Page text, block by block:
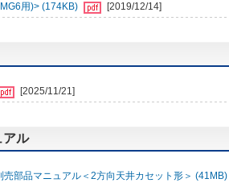
用)> (174KB)
[2019/12/14]
[2025/11/21]
アル
売部品マニュアル＜2方向天井カセット形＞ (41MB)